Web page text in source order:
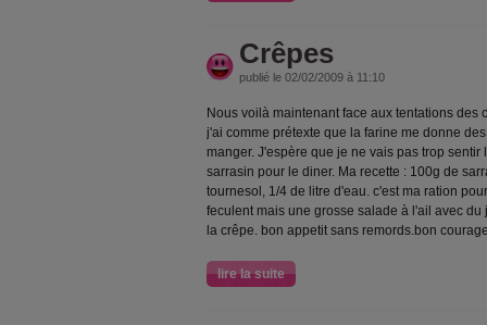
Crêpes
publié le 02/02/2009 à 11:10
Nous voilà maintenant face aux tentations des
j'ai comme prétexte que la farine me donne
manger. J'espère que je ne vais pas trop
sarrasin pour le diner. Ma recette : 100g de
tournesol, 1/4 de litre d'eau. c'est ma ration
feculent mais une grosse salade à l'ail avec
la crêpe. bon appetit sans remords.bon
lire la suite